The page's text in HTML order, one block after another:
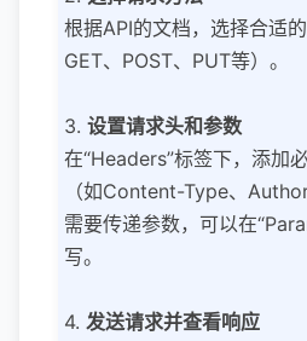
根据API的文档，选择合适
GET、POST、PUT等）。
3. 设置请求头和参数
在“Headers”标签下，添加
（如Content-Type、
需要传递参数，可以在
写。
4. 发送请求并查看响应